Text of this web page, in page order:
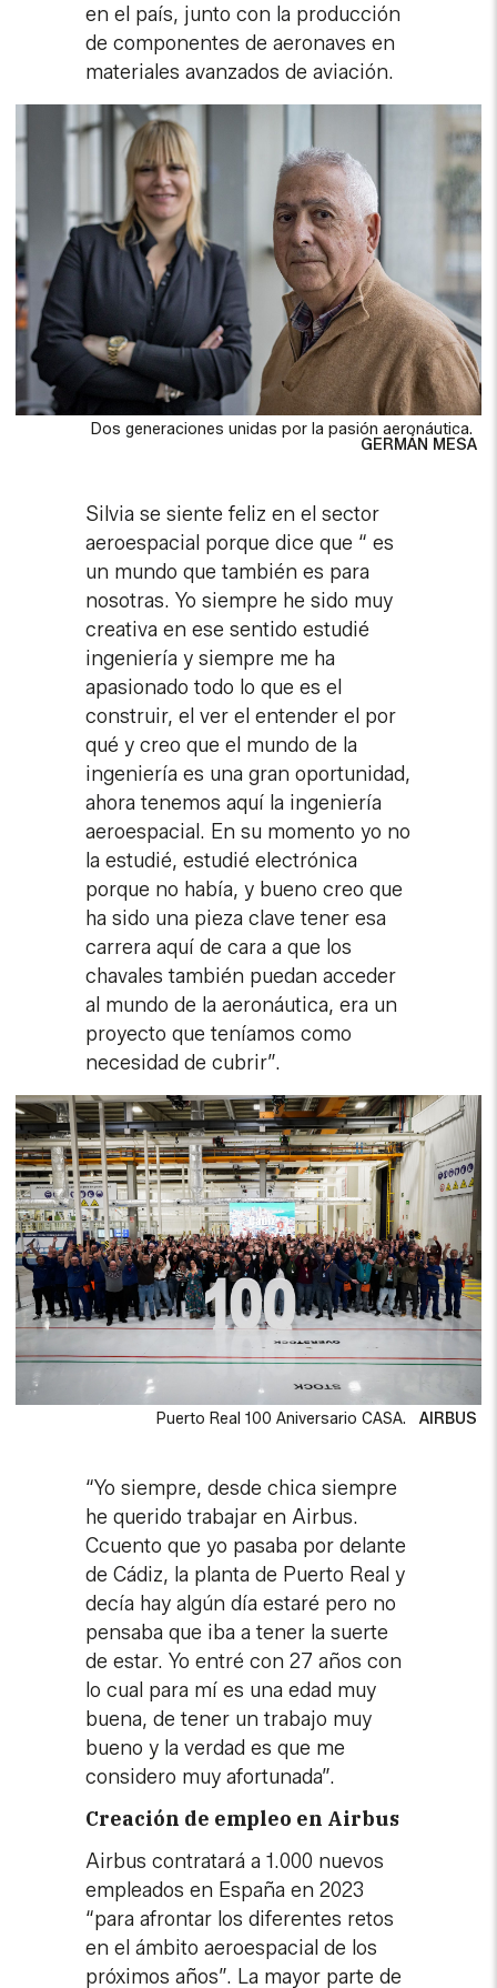
en el país, junto con la producción
de componentes de aeronaves en
materiales avanzados de aviación.
Dos generaciones unidas por la pasión aeronáutica.
GERMÁN MESA
Silvia se siente feliz en el sector
aeroespacial porque dice que “ es
un mundo que también es para
nosotras. Yo siempre he sido muy
creativa en ese sentido estudié
ingeniería y siempre me ha
apasionado todo lo que es el
construir, el ver el entender el por
qué y creo que el mundo de la
ingeniería es una gran oportunidad,
ahora tenemos aquí la ingeniería
aeroespacial. En su momento yo no
la estudié, estudié electrónica
porque no había, y bueno creo que
ha sido una pieza clave tener esa
carrera aquí de cara a que los
chavales también puedan acceder
al mundo de la aeronáutica, era un
proyecto que teníamos como
necesidad de cubrir”.
Puerto Real 100 Aniversario CASA. AIRBUS
“Yo siempre, desde chica siempre
he querido trabajar en Airbus.
Ccuento que yo pasaba por delante
de Cádiz, la planta de Puerto Real y
decía hay algún día estaré pero no
pensaba que iba a tener la suerte
de estar. Yo entré con 27 años con
lo cual para mí es una edad muy
buena, de tener un trabajo muy
bueno y la verdad es que me
considero muy afortunada”.
Creación de empleo en Airbus
Airbus contratará a 1.000 nuevos
empleados en España en 2023
“para afrontar los diferentes retos
en el ámbito aeroespacial de los
próximos años”. La mayor parte de